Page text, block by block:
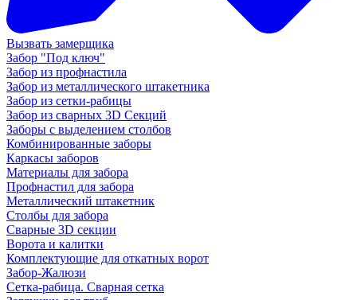
Вызвать замерщика
Забор "Под ключ"
Забор из профнастила
Забор из металлического штакетника
Забор из сетки-рабицы
Забор из сварных 3D Секций
Заборы с выделением столбов
Комбинированные заборы
Каркасы заборов
Материалы для забора
Профнастил для забора
Металлический штакетник
Столбы для забора
Сварные 3D секции
Ворота и калитки
Комплектующие для откатных ворот
Забор-Жалюзи
Сетка-рабица. Сварная сетка